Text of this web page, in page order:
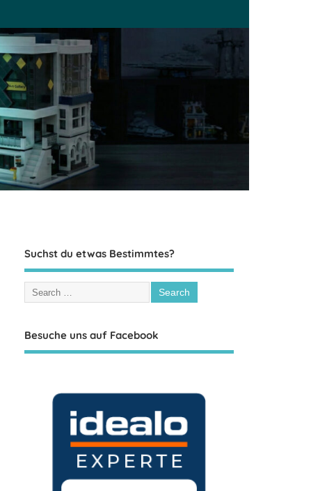
Suchst du etwas Bestimmtes?
Besuche uns auf Facebook